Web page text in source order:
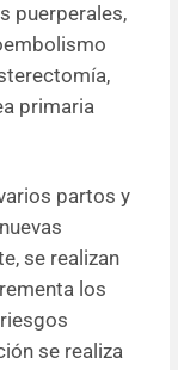
puerperales,
primaria
partos y
se realizan
los
se realiza